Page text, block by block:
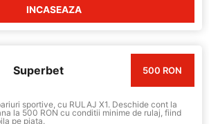
INCASEAZA
Superbet 500 RON
sportive, cu RULAJ X1. Deschide cont la
la 500 RON cu conditii minime de rulaj, fiind
pe piata.